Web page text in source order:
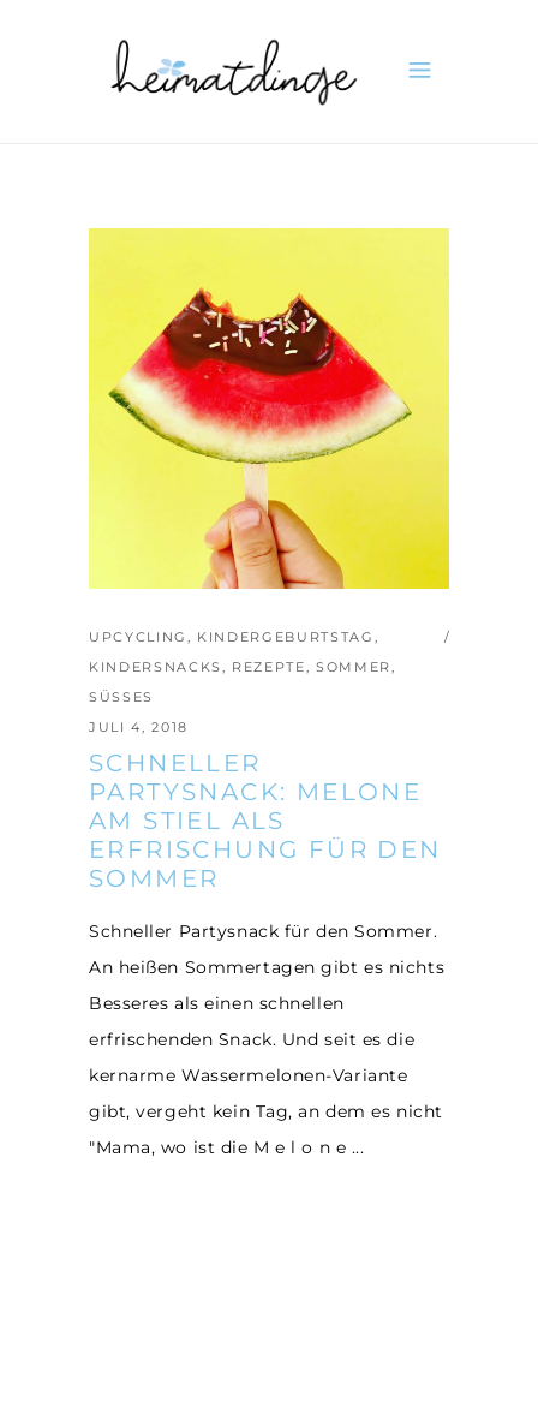
UPCYCLING , KINDERGEBURTSTAG ,
KINDERSNACKS, REZEPTE, SOMMER,
SÜSSES
JULI 4, 2018
SCHNELLER
PARTYSNACK: MELONE
AM STIEL ALS
ERFRISCHUNG FÜR DEN
SOMMER
Schneller Partysnack für den Sommer.
An heißen Sommertagen gibt es nichts
Besseres als einen schnellen
erfrischenden Snack. Und seit es die
kernarme Wassermelonen-Variante
gibt, vergeht kein Tag, an dem es nicht
"Mama, wo ist die M e l o n e